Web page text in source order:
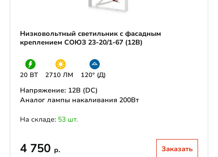
Низковольтный светильник с фасадным
креплением СОЮЗ 23-20/1-67 (12В)
20 ВТ 2710 ЛМ 120° (Д)
Напряжение: 12В (DС)
Аналог лампы накаливания 200Вт
На складе: 53 шт.
4 750 р. Заказать